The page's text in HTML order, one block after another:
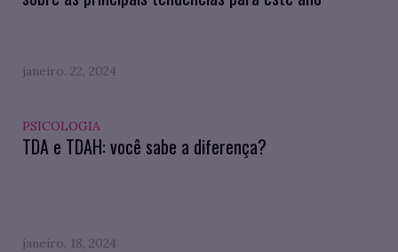
janeiro. 22, 2024
PSICOLOGIA
TDA e TDAH: você sabe a diferença?
janeiro. 18, 2024